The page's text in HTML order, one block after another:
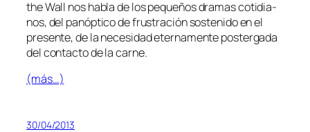
the Wall nos ha­bla de los pe­que­ños dra­mas co­ti­dia­
nos, del pan­óp­ti­co de frus­tra­ción sos­te­ni­do en el
pre­sen­te, de la ne­ce­si­dad eter­na­men­te pos­ter­ga­da
del con­tac­to de la carne.
(más…)
30/04/2013